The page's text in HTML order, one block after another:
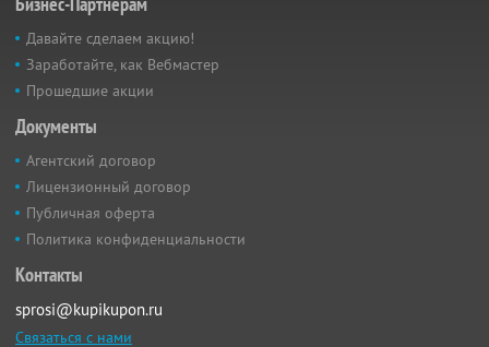
Давайте сделаем акцию!
Заработайте, как Вебмастер
Прошедшие акции
Документы
Агентский договор
Лицензионный договор
Публичная оферта
Политика конфиденциальности
Контакты
sprosi@kupikupon.ru
Связаться с нами